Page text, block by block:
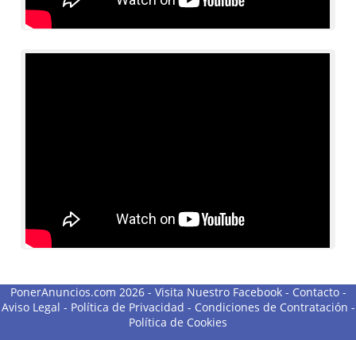
PonerAnuncios.com 2026 - Visita Nuestro Facebook- Contacto-
Aviso Legal - Política de Privacidad - Condiciones de Contratación -
Política de Cookies